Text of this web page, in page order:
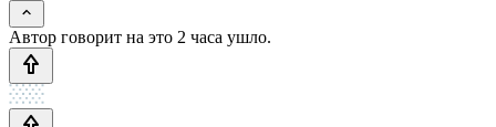
Автор говорит на это 2 часа ушло.